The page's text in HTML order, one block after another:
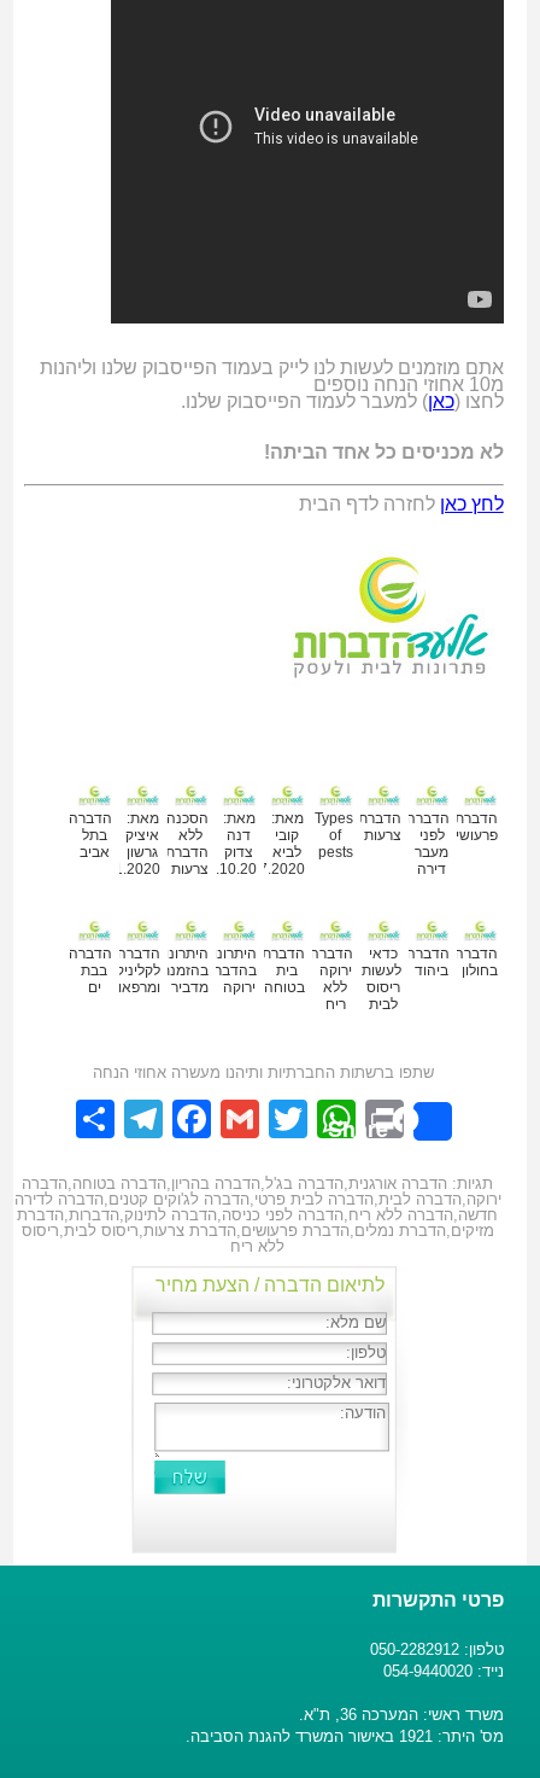
אתם מוזמנים לעשות לנו לייק בעמוד הפייסבוק שלנו וליהנות
מ10 אחוזי הנחה נוספים
לחצו (כאן) למעבר לעמוד הפייסבוק שלנו.
לא מכניסים כל אחד הביתה!
לחץ כאן לחזרה לדף הבית
הדברת
פרעושים
הדברה
לפני
מעבר
דירה
הדברת
צרעות
Types
of
pests
מאת:
קובי
לביא
09.07.2020
מאת:
דנה
צדוק
11.10.20
הסכנה
ללא
הדברת
צרעות
מאת:
איציק
גרשון
18.11.2020
הדברה
בתל
אביב
הדברה
בחולון
הדברה
ביהוד
כדאי
לעשות
ריסוס
לבית
הדברה
ירוקה
ללא
ריח
הדברת
בית
בטוחה
היתרונות
בהדברה
ירוקה
היתרונות
בהזמנת
מדביר
הדברה
לקליניקות
ומרפאות
הדברה
בבת
ים
שתפו ברשתות החברתיות ותיהנו מעשרה אחוזי הנחה
Share
Print
WhatsApp
Twitter
Gmail
Facebook
תגיות: הדברה אורגנית, הדברה בג'ל, הדברה בהריון הדברה בטוחה הדברה
ירוקה הדברה לבית הדברה לבית פרטי הדברה לג'וקים קטנים הדברה לדירה
חדשה הדברה ללא ריח הדברה לפני כניסה הדברה לתינוק הדברות, הדברת
מזיקים הדברת נמלים הדברת פרעושים הדברת צרעות ריסוס לבית ריסוס
ללא ריח
לתיאום הדברה / הצעת מחיר
פרטי התקשרות
טלפון: 050-2282912
נייד: 054-9440020
משרד ראשי: המערכה 36, ת"א.
מס' היתר: 1921 באישור המשרד להגנת הסביבה.